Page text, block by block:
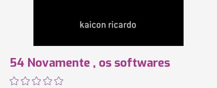
54 Novamente , os softwares